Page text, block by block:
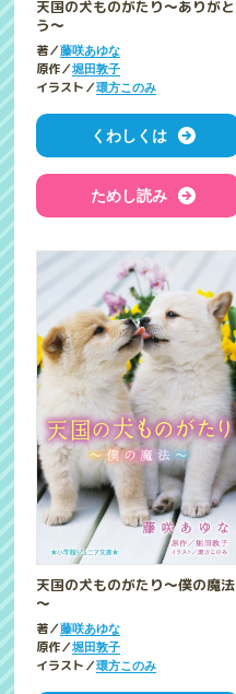
天国の犬ものがたり～ありがと
う～
著／藤咲あゆな
原作／堀田敦子
イラスト／環方このみ
くわしくは
ためし読み
天国の犬ものがたり～僕の魔法
～
著／藤咲あゆな
原作／堀田敦子
イラスト／環方このみ